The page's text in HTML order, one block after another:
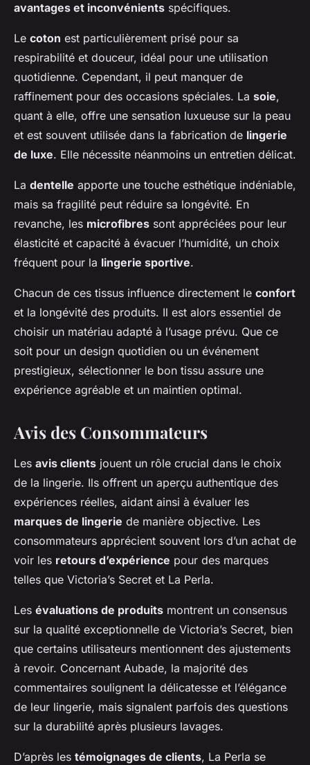
avantages et inconvénients spécifiques.
Le coton est particulièrement prisé pour sa
respirabilité et douceur, idéal pour une utilisation
quotidienne. Cependant, il peut manquer de
raffinement pour des occasions spéciales. La soie,
quant à elle, offre une sensation luxueuse sur la peau
et est souvent utilisée dans la fabrication de lingerie
de luxe. Elle nécessite néanmoins un entretien délicat.
La dentelle apporte une touche esthétique indéniable,
mais sa fragilité peut réduire sa longévité. En
revanche, les microfibres sont appréciées pour leur
élasticité et capacité à évacuer l’humidité, un choix
fréquent pour la lingerie sportive.
Chacun de ces tissus influence directement le confort
et la longévité des produits. Il est alors essentiel de
choisir un matériau adapté à l’usage prévu. Que ce
soit pour un design quotidien ou un événement
prestigieux, sélectionner le bon tissu assure une
expérience agréable et un maintien optimal.
Avis des Consommateurs
Les avis clients jouent un rôle crucial dans le choix
de la lingerie. Ils offrent un aperçu authentique des
expériences réelles, aidant ainsi à évaluer les
marques de lingerie de manière objective. Les
consommateurs apprécient souvent lors d’un achat de
voir les retours d’expérience pour des marques
telles que Victoria’s Secret et La Perla.
Les évaluations de produits montrent un consensus
sur la qualité exceptionnelle de Victoria’s Secret, bien
que certains utilisateurs mentionnent des ajustements
à revoir. Concernant Aubade, la majorité des
commentaires soulignent la délicatesse et l’élégance
de leur lingerie, mais signalent parfois des questions
sur la durabilité après plusieurs lavages.
D’après les témoignages de clients, La Perla se